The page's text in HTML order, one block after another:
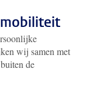
wij samen met
de